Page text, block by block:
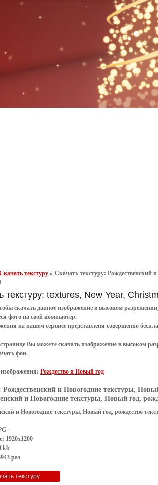
текстуру » Скачать текстуру: Рождественский
текстуру: textures, New Year,
скачать данное изображение в высоком разрешении
фото на свой компьютер.
на нашем сервисе представленя совершенно
Вы можете скачать изображение в высоком
фон.
Рождество и Новый год
Рождественский и Новогодние текстуры,
и Новогодние текстуры, Новый год,
и Новогодние текстуры, Новый год, рождество
1920x1200
kb
раз